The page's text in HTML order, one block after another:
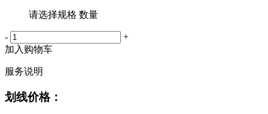
请选择规格 数量
-
+
加入购物车
服务说明
划线价格：